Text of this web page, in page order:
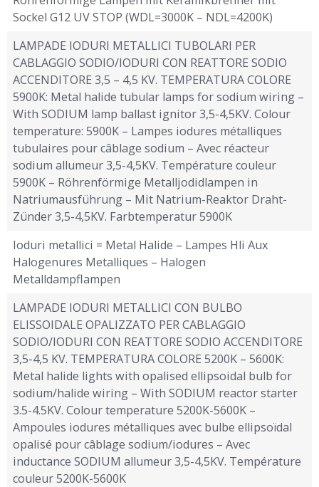
Sockel G12 UV STOP (WDL=3000K – NDL=4200K)
LAMPADE IODURI METALLICI TUBOLARI PER
CABLAGGIO SODIO/IODURI CON REATTORE SODIO
ACCENDITORE 3,5 – 4,5 KV. TEMPERATURA COLORE
5900K: Metal halide tubular lamps for sodium wiring –
With SODIUM lamp ballast ignitor 3,5-4,5KV. Colour
temperature: 5900K – Lampes iodures métalliques
tubulaires pour câblage sodium – Avec réacteur
sodium allumeur 3,5-4,5KV. Température couleur
5900K – Röhrenförmige Metalljodidlampen in
Natriumausführung – Mit Natrium-Reaktor Draht-
Zünder 3,5-4,5KV. Farbtemperatur 5900K
Ioduri metallici = Metal Halide – Lampes Hli Aux
Halogenures Metalliques – Halogen
Metalldampflampen
LAMPADE IODURI METALLICI CON BULBO
ELISSOIDALE OPALIZZATO PER CABLAGGIO
SODIO/IODURI CON REATTORE SODIO ACCENDITORE
3,5-4,5 KV. TEMPERATURA COLORE 5200K – 5600K:
Metal halide lights with opalised ellipsoidal bulb for
sodium/halide wiring – With SODIUM reactor starter
3.5-4.5KV. Colour temperature 5200K-5600K –
Ampoules iodures métalliques avec bulbe ellipsoïdal
opalisé pour câblage sodium/iodures – Avec
inductance SODIUM allumeur 3,5-4,5KV. Température
couleur 5200K-5600K